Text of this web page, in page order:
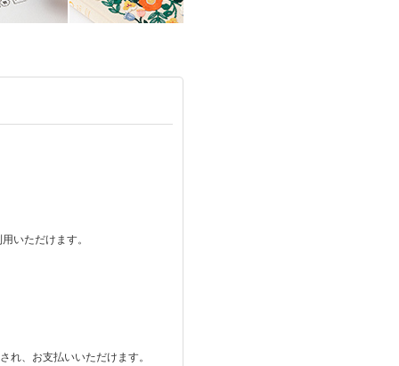
いただけます。
れ、お支払いいただけます。